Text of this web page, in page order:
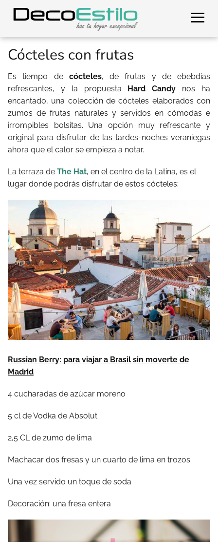
Cócteles con frutas
Es tiempo de cócteles, de frutas y de ebebdias
refrescantes, y la propuesta Hard Candy nos ha
encantado, una colección de cócteles elaborados con
zumos de frutas naturales y servidos en cómodas e
irrompibles bolsitas. Una opción muy refrescante y
original para disfrutar de las tardes-noches veraniegas
ahora que el calor se empieza a notar.
La terraza de The Hat, en el centro de la Latina, es el
lugar donde podrás disfrutar de estos cócteles:
Russian Berry: para viajar a Brasil sin moverte de
Madrid
4 cucharadas de azúcar moreno
5 cl de Vodka de Absolut
2,5 CL de zumo de lima
Machacar dos fresas y un cuarto de lima en trozos
Una vez servido un toque de soda
Decoración: una fresa entera